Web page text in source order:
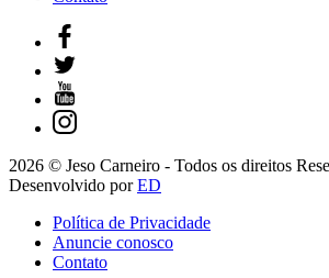
2026 © Jeso Carneiro - Todos os direitos
Desenvolvido porED
Política de Privacidade
Anuncie conosco
Contato